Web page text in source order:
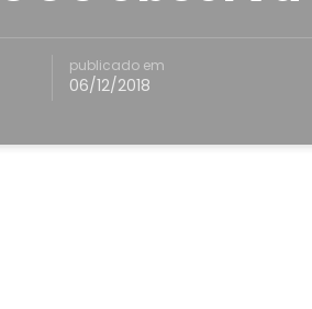
publicado em
06/12/2018